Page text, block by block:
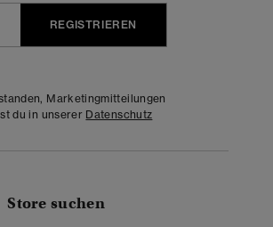
REGISTRIEREN
Marketingmitteilungen
du in unserer Datenschutz
Store suchen